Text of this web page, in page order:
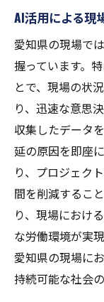
AI活用による現
愛知県の現場で
握っています。
とで、現場の状
り、迅速な意思
収集したデータ
延の原因を即座
り、プロジェク
間を削減するこ
り、現場におけ
な労働環境が実
愛知県の現場に
持続可能な社会